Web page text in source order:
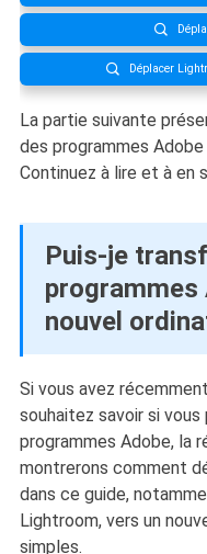

 Déplacer
La partie suivante
des programmes
Continuez à lire et à en
Puis-je
programmes
nouvel
Si vous avez
souhaitez savoir si
programmes Adobe, la
montrerons comment
dans ce guide,
Lightroom, vers un
simples.